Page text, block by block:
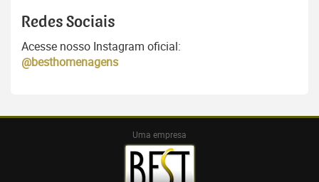
Redes Sociais
Acesse nosso Instagram oficial:
@besthomenagens
Uma empresa